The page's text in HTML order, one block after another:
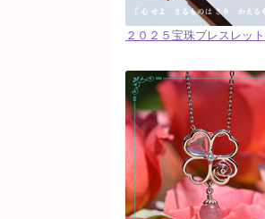
２０２５宝珠ブレスレッ